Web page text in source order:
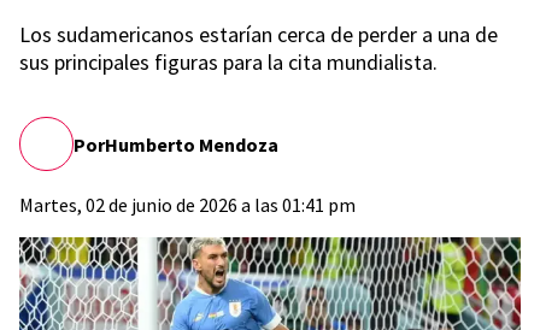
Los sudamericanos estarían cerca de perder a una de
sus principales figuras para la cita mundialista.
PorHumberto Mendoza
Martes, 02 de junio de 2026 a las 01:41 pm